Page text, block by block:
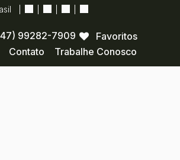
Trabalhe Conosco
Contato
Favoritos
99282-7909